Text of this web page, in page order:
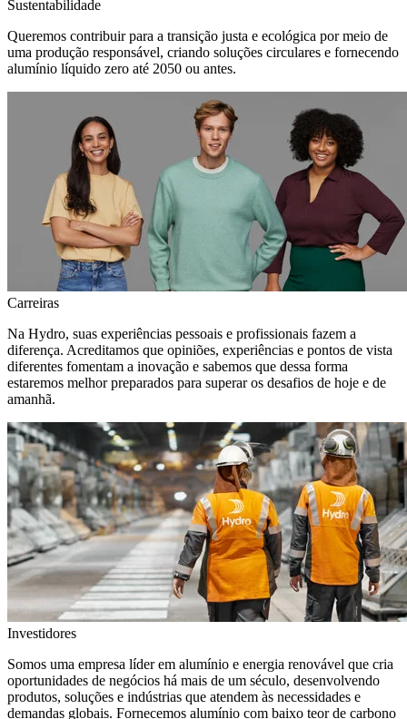
Sustentabilidade
Queremos contribuir para a transição justa e ecológica por meio de
uma produção responsável, criando soluções circulares e fornecendo
alumínio líquido zero até 2050 ou antes.
Carreiras
Na Hydro, suas experiências pessoais e profissionais fazem a
diferença. Acreditamos que opiniões, experiências e pontos de vista
diferentes fomentam a inovação e sabemos que dessa forma
estaremos melhor preparados para superar os desafios de hoje e de
amanhã.
Investidores
Somos uma empresa líder em alumínio e energia renovável que cria
oportunidades de negócios há mais de um século, desenvolvendo
produtos, soluções e indústrias que atendem às necessidades e
demandas globais. Fornecemos alumínio com baixo teor de carbono